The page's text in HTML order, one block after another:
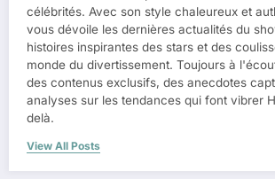
célébrités. Avec son style chaleureux et
vous dévoile les dernières actualités du
histoires inspirantes des stars et des
monde du divertissement. Toujours à
des contenus exclusifs, des anecdotes
analyses sur les tendances qui font vibrer
delà.
View All Posts